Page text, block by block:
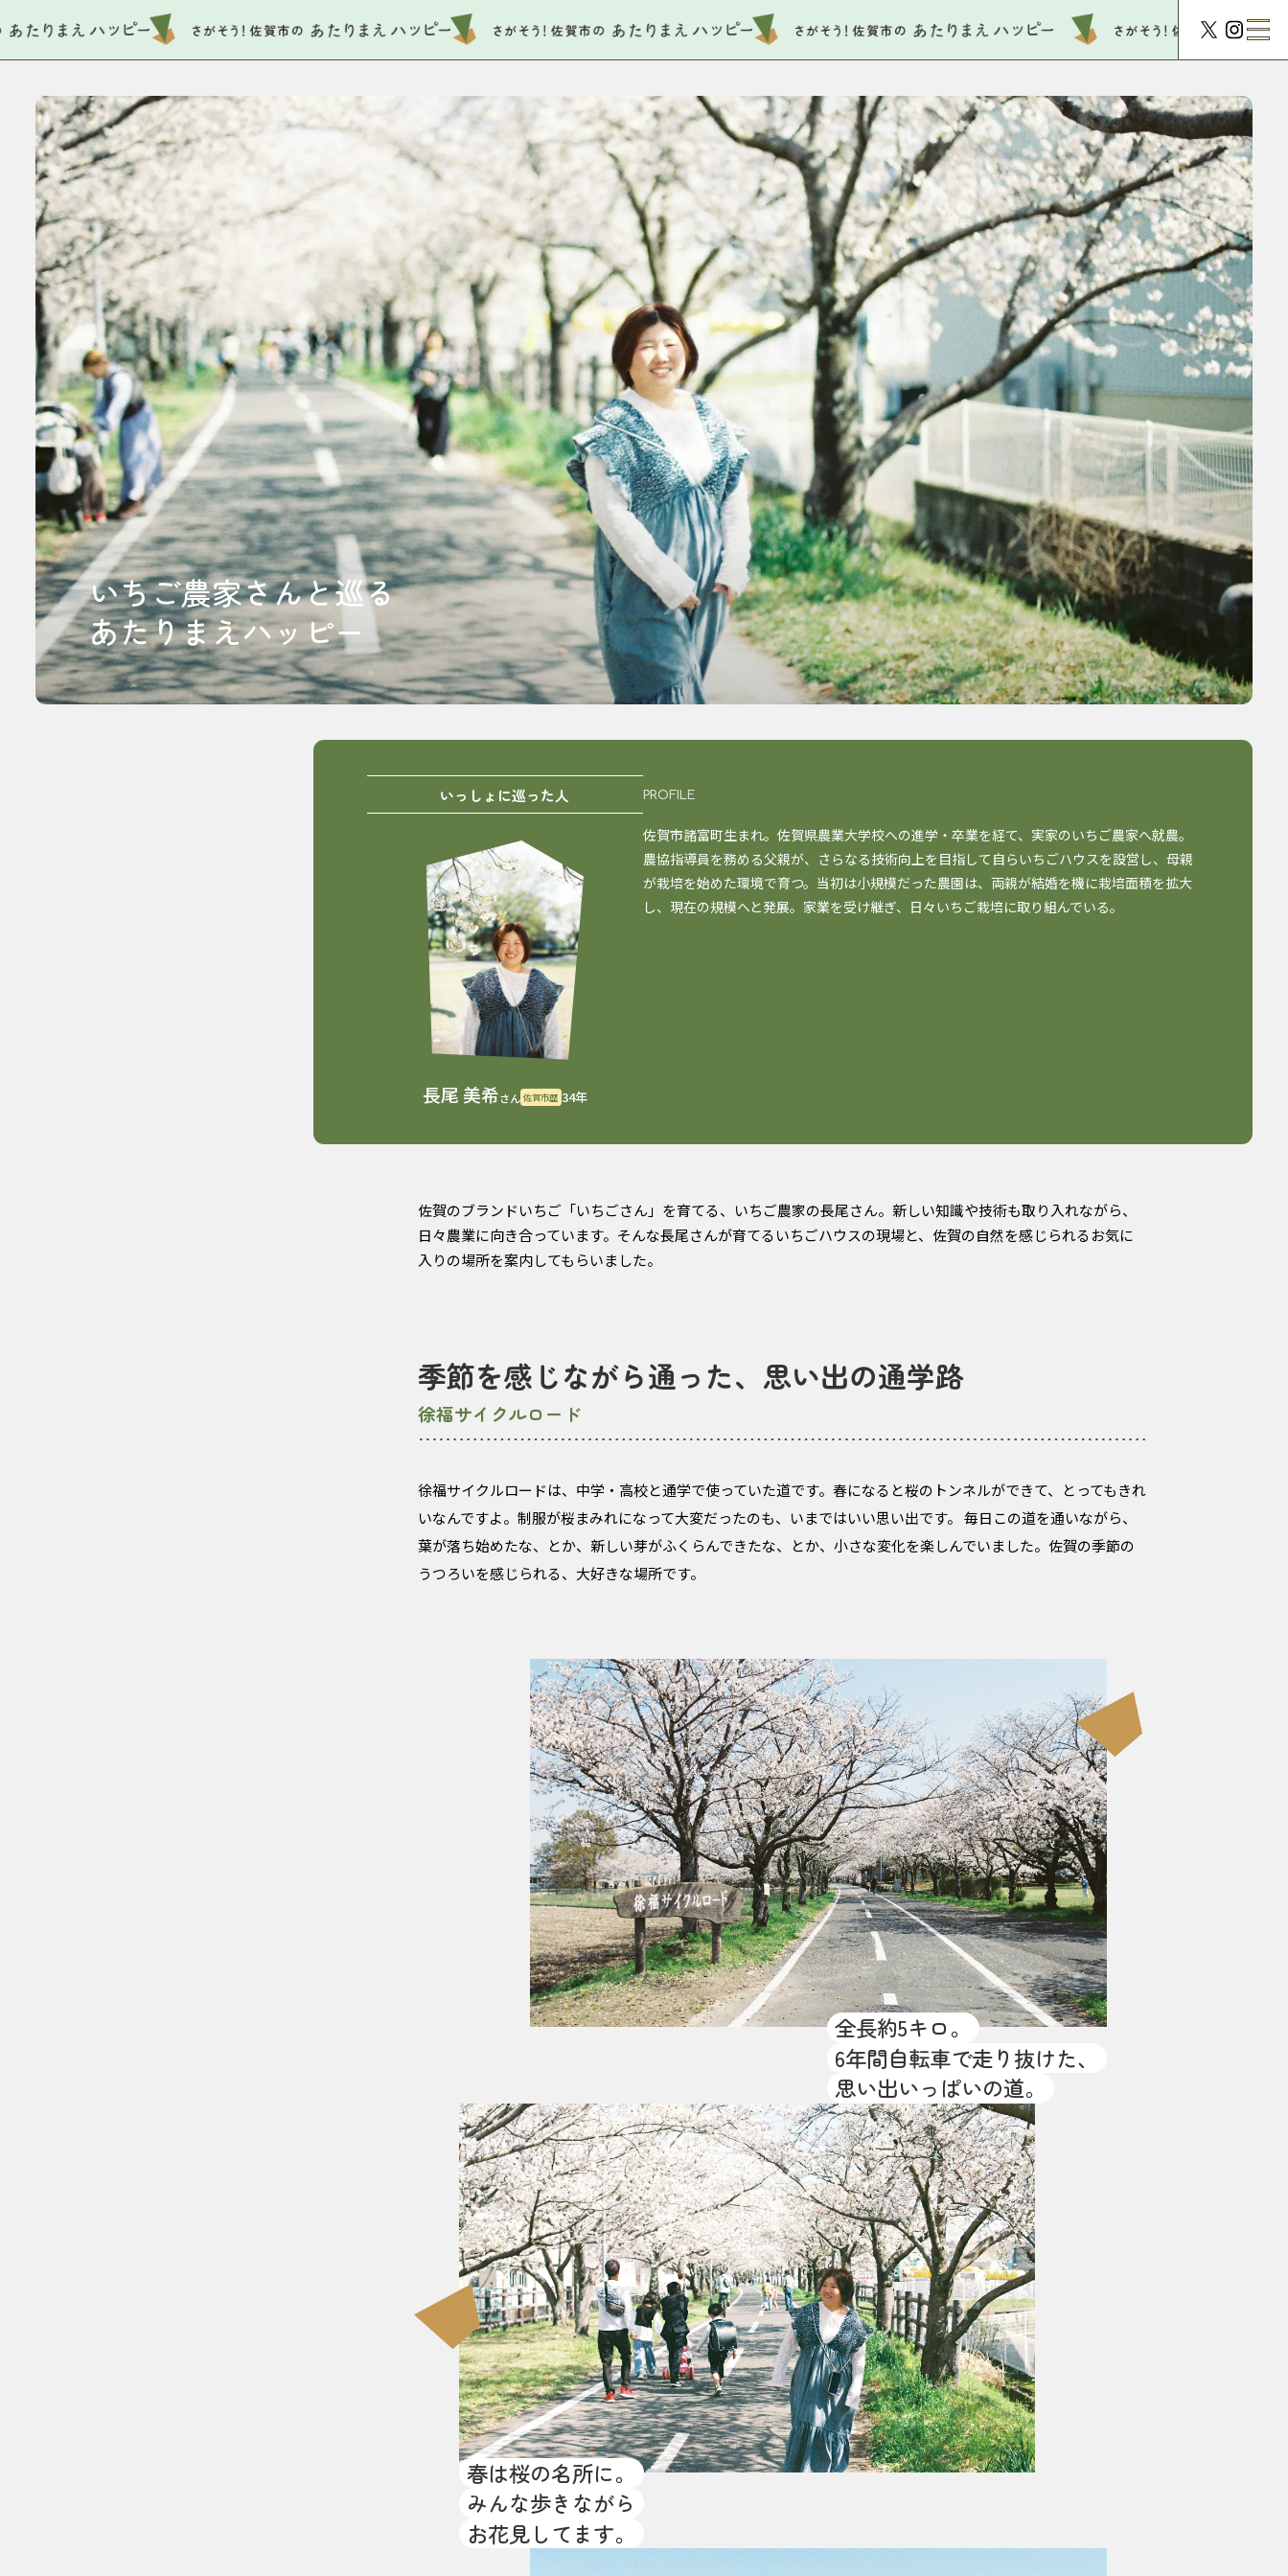
いちご農家さんと巡る
あたりまえハッピー
いっしょに巡った人
長尾 美希さん 佐賀市歴 34年
PROFILE
佐賀市諸富町生まれ。佐賀県農業大学校への進学・卒業を経て、実家のいちご農家へ就農。
農協指導員を務める父親が、さらなる技術向上を目指して自らいちごハウスを設営し、母親
が栽培を始めた環境で育つ。当初は小規模だった農園は、両親が結婚を機に栽培面積を拡大
し、現在の規模へと発展。家業を受け継ぎ、日々いちご栽培に取り組んでいる。
佐賀のブランドいちご「いちごさん」を育てる、いちご農家の長尾さん。新しい知識や技術も取り入れながら、
日々農業に向き合っています。そんな長尾さんが育てるいちごハウスの現場と、佐賀の自然を感じられるお気に
入りの場所を案内してもらいました。
季節を感じながら通った、思い出の通学路
徐福サイクルロード
徐福サイクルロードは、中学・高校と通学で使っていた道です。春になると桜のトンネルができて、とってもきれ
いなんですよ。制服が桜まみれになって大変だったのも、いまではいい思い出です。 毎日この道を通いながら、
葉が落ち始めたな、とか、新しい芽がふくらんできたな、とか、小さな変化を楽しんでいました。佐賀の季節の
うつろいを感じられる、大好きな場所です。
全長約5キロ。
6年間自転車で走り抜けた、
思い出いっぱいの道。
春は桜の名所に。
みんな歩きながら
お花見してます。